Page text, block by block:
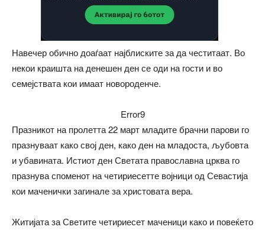
Навечер обично доаѓаат најблиските за да честитаат. Во
некои краишта на денешен ден се оди на гости и во
семејствата кои имаат новороденче.
Error9
Празникот на пролетта 22 март младите брачни парови го
празнуваат како свој ден, како ден на младоста, љубовта
и убавината. Истиот ден Светата православна црква го
празнува споменот на четириесетте војници од Севастија
кои маченички загинале за христовата вера.
Житијата за Светите четириесет маченици како и повеќето